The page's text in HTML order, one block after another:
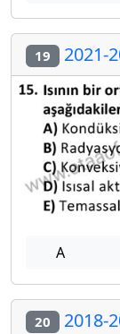
19 2021-
A
20 2018-